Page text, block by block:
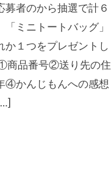
募者のから抽選で計６
ミニトートバッグ」
か１つをプレゼントし
商品番号②送り先の住
④かんじもんへの感想